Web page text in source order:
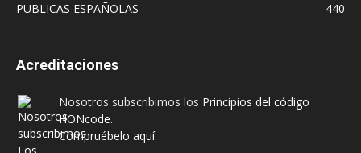
PUBLICAS ESPAÑOLAS
440
Acreditaciones
Nosotros subscribimos los Principios del código
HONcode.
Compruébelo aquí.